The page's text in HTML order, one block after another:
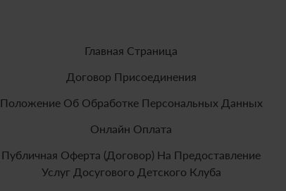
Главная Страница
Договор Присоединения
Положение Об Обработке Персональных Данных
Онлайн Оплата
Публичная Оферта (договор) На Предоставление
Услуг Досугового Детского Клуба